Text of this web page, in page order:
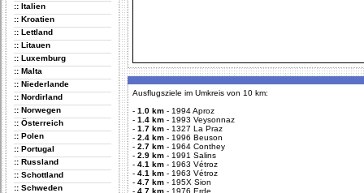
:: Italien
:: Kroatien
:: Lettland
:: Litauen
:: Luxemburg
:: Malta
:: Niederlande
:: Nordirland
:: Norwegen
:: Österreich
:: Polen
:: Portugal
:: Russland
:: Schottland
:: Schweden
Ausflugsziele im Umkreis von 10 km:
- 1.0 km - 1994 Aproz
- 1.4 km - 1993 Veysonnaz
- 1.7 km - 1327 La Praz
- 2.4 km - 1996 Beuson
- 2.7 km - 1964 Conthey
- 2.9 km - 1991 Salins
- 4.1 km - 1963 Vétroz
- 4.1 km - 1963 Vétroz
- 4.7 km - 195X Sion
- 4.7 km - 1976 Erde